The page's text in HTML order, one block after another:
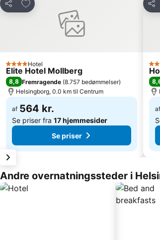
Del
Føj til favoritter
4 Stjerner
Hotel
Elite Hotel Mollberg
8,8 Fremragende (8.757 bedømmelser)
Helsingborg, 0.0 km til Centrum
af 564 kr.
Se priser fra 17 hjemmesider
Se priser
Del
4
af
Andre overnatningssteder i